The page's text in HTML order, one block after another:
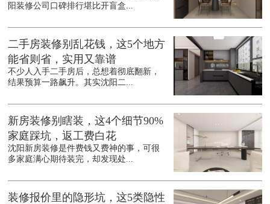
阳装修公司口碑排行堪比开盲盒...
二手房装修别乱花钱，这5个地方
能省则省，实用又靠谱
不少人入手二手房后，总想着彻底翻新，
结果预算一路飙升。其实沈阳二...
新房装修别瞎装，这4个细节90%
家庭踩坑，返工费白花
沈阳新房装修是件费钱又费神的事，可很
多家庭满心期待装完，却发现处...
装修报价里的隐形坑，这5类隐性